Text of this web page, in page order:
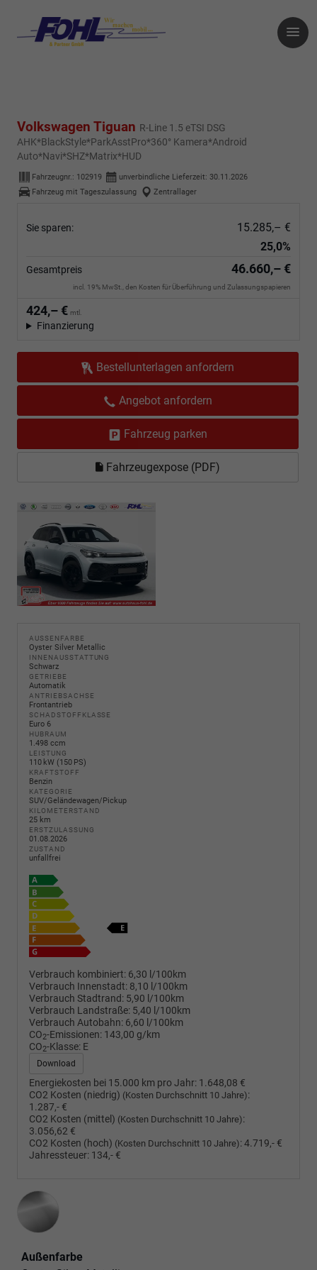
Volkswagen Tiguan R-Line 1.5 eTSI DSG
AHK*BlackStyle*ParkAsstPro*360° Kamera*Android
Auto*Navi*SHZ*Matrix*HUD
Fahrzeugnr.: 102919 unverbindliche Lieferzeit: 30.11.2026
Fahrzeug mit Tageszulassung
Zentrallager
Sie sparen:
15.285,– €
25,0%
Gesamtpreis 46.660,– €
incl. 19% MwSt., den Kosten für Überführung und Zulassungspapieren
424,– € mtl.
Finanzierung
Bestellunterlagen anfordern
Angebot anfordern
Fahrzeug parken
Fahrzeugexpose (PDF)
AUSSENFARBE
Oyster Silver Metallic
INNENAUSSTATTUNG
Schwarz
GETRIEBE
Automatik
ANTRIEBSACHSE
Frontantrieb
SCHADSTOFFKLASSE
Euro 6
HUBRAUM
1.498 ccm
LEISTUNG
110 kW (150 PS)
KRAFTSTOFF
Benzin
KATEGORIE
SUV/Geländewagen/Pickup
KILOMETERSTAND
25 km
ERSTZULASSUNG
01.08.2026
ZUSTAND
unfallfrei
Verbrauch kombiniert: 6,30 l/100km
Verbrauch Innenstadt: 8,10 l/100km
Verbrauch Stadtrand: 5,90 l/100km
Verbrauch Landstraße: 5,40 l/100km
Verbrauch Autobahn: 6,60 l/100km
CO2-Emissionen: 143,00 g/km
CO2-Klasse: E
Download
Energiekosten bei 15.000 km pro Jahr: 1.648,08 €
CO2 Kosten (niedrig) (Kosten Durchschnitt 10 Jahre):
1.287,- €
CO2 Kosten (mittel) (Kosten Durchschnitt 10 Jahre):
3.056,62 €
CO2 Kosten (hoch) (Kosten Durchschnitt 10 Jahre):4.719,- €
Jahressteuer: 134,- €
Außenfarbe